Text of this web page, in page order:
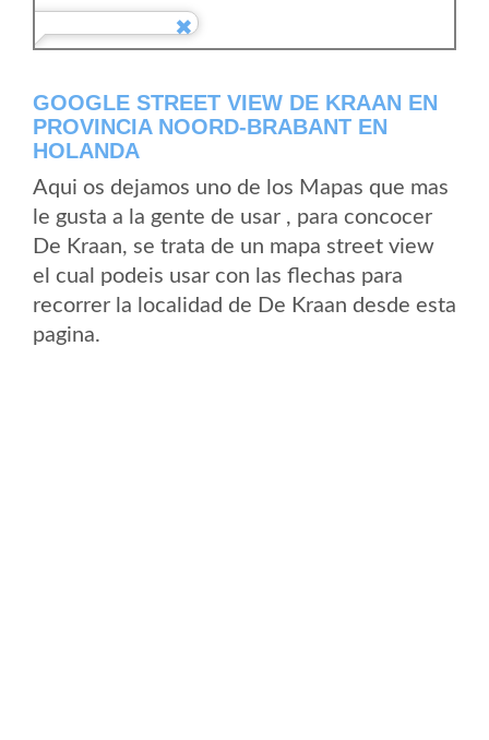
GOOGLE STREET VIEW DE KRAAN EN
PROVINCIA NOORD-BRABANT EN
HOLANDA
Aqui os dejamos uno de los Mapas que mas
le gusta a la gente de usar , para concocer
De Kraan, se trata de un mapa street view
el cual podeis usar con las flechas para
recorrer la localidad de De Kraan desde esta
pagina.